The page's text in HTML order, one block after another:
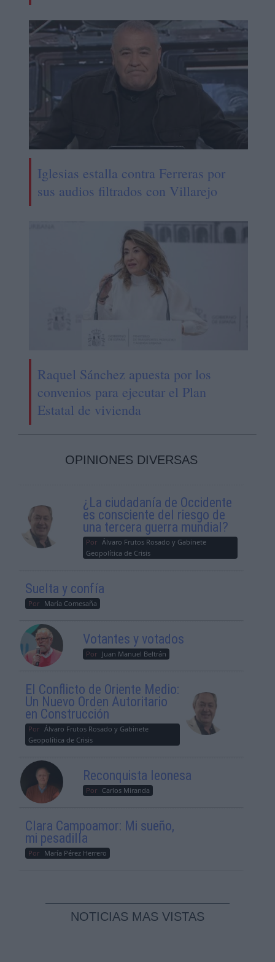
Iglesias estalla contra Ferreras por
sus audios filtrados con Villarejo
Raquel Sánchez apuesta por los
convenios para ejecutar el Plan
Estatal de vivienda
OPINIONES DIVERSAS
¿La ciudadanía de Occidente
es consciente del riesgo de
una tercera guerra mundial?
Por Álvaro Frutos Rosado y Gabinete
Geopolítica de Crisis
Suelta y confía
Por María Comesaña
Votantes y votados
Por Juan Manuel Beltrán
El Conflicto de Oriente Medio:
Un Nuevo Orden Autoritario
en Construcción
Por Álvaro Frutos Rosado y Gabinete
Geopolítica de Crisis
Reconquista leonesa
Por Carlos Miranda
Clara Campoamor: Mi sueño,
mi pesadilla
Por María Pérez Herrero
NOTICIAS MAS VISTAS